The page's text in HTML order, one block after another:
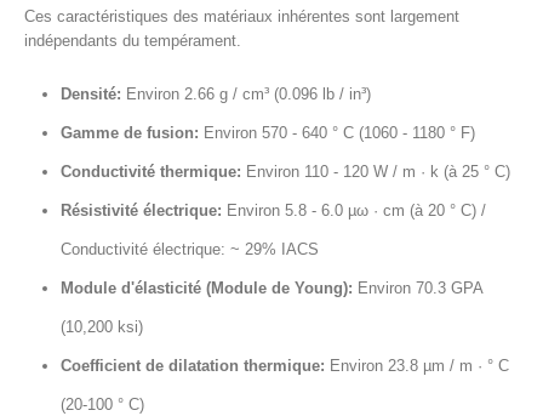
Ces caractéristiques des matériaux inhérentes sont largement
indépendants du tempérament.
Densité: Environ 2.66 g / cm³ (0.096 lb / in³)
Gamme de fusion: Environ 570 - 640 ° C (1060 - 1180 ° F)
Conductivité thermique: Environ 110 - 120 W / m · k (à 25 ° C)
Résistivité électrique: Environ 5.8 - 6.0 µω · cm (à 20 ° C) /
Conductivité électrique: ~ 29% IACS
Module d'élasticité (Module de Young): Environ 70.3 GPA
(10,200 ksi)
Coefficient de dilatation thermique: Environ 23.8 µm / m · ° C
(20-100 ° C)